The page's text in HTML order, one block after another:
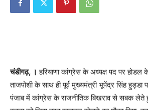
चंडीगढ़, । हरियाणा कांग्रेस के अध्यक्ष पद पर होडल
ताजपोशी के साथ ही पूर्व मुख्यमंत्री भूपेंद्र सिंह
पंजाब में कांग्रेस के राजनीतिक बिखराव से सबक लेते